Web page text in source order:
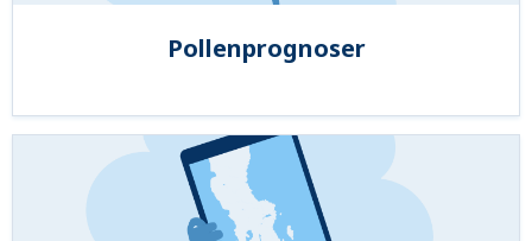
Pollenprognoser